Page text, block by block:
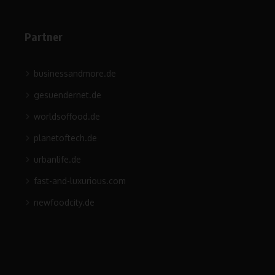
Partner
businessandmore.de
gesuendernet.de
worldsoffood.de
planetoftech.de
urbanlife.de
fast-and-luxurious.com
newfoodcity.de